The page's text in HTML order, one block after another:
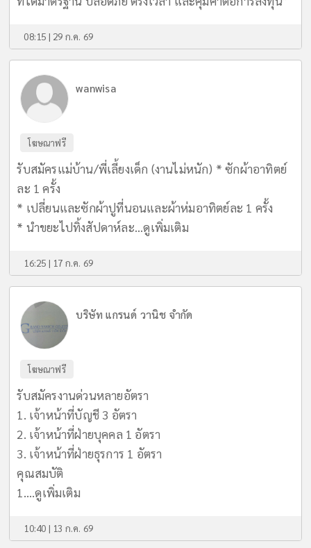
08:15 | 29 ก.ค. 69
wanwisa
โฆษณาฟรี
รับสมัครแม่บ้าน/พี่เลี้ยงเด็ก (งานไม่หนัก) * ซักผ้าอาทิตย์
ละ 1 ครั้ง
* เปลี่ยนและซักผ้าปูที่นอนและผ้าห่มอาทิตย์ละ 1 ครั้ง
* นำขยะไปทิ้งสัปดาห์ละ...ดูเพิ่มเติม
16:25 | 17 ก.ค. 69
บริษัท แกรนด์ วานิช จำกัด
โฆษณาฟรี
รับสมัครงานด่วนหลายอัตรา
1. เจ้าหน้าที่บัญชี 3 อัตรา
2. เจ้าหน้าที่ฝ่ายบุคคล 1 อัตรา
3. เจ้าหน้าที่ฝ่ายธุรการ 1 อัตรา
คุณสมบัติ
1....ดูเพิ่มเติม
10:40 | 13 ก.ค. 69